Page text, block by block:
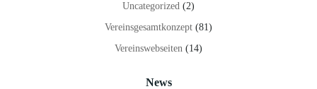
Uncategorized (2)
Vereinsgesamtkonzept (81)
Vereinswebseiten (14)
News